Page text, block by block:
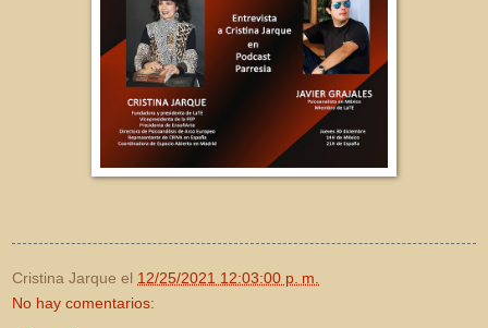
Cristina Jarque el 12/25/2021 12:03:00 p. m.
No hay comentarios: